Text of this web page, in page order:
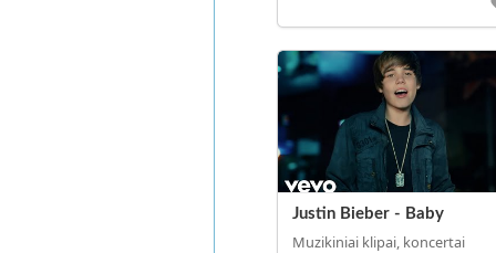
Justin Bieber - Baby
Muzikiniai klipai, koncertai